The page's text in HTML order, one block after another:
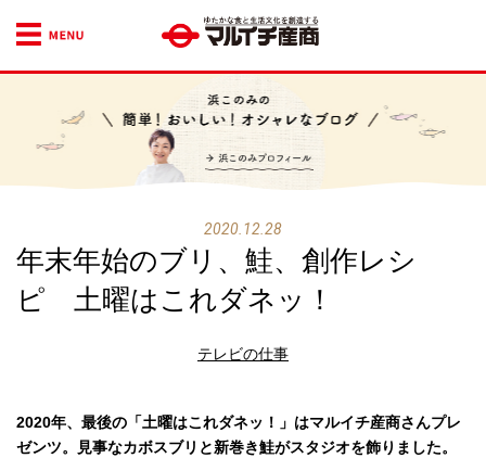
2020.12.28
年末年始のブリ、鮭、創作レシ
ピ 土曜はこれダネッ！
テレビの仕事
2020年、最後の「土曜はこれダネッ！」はマルイチ産商さんプレ
ゼンツ。見事なカボスブリと新巻き鮭がスタジオを飾りました。